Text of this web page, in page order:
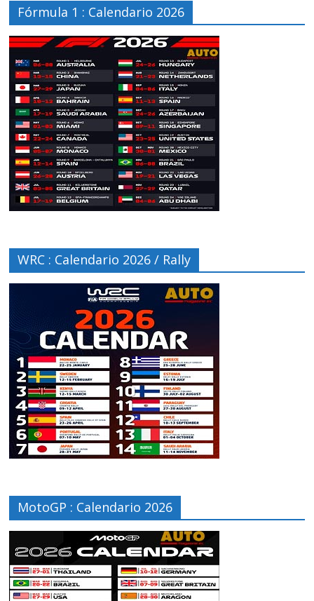
Fórmula 1 : Calendario 2026
WRC : Calendario 2026 / Rally
MotoGP : Calendario 2026